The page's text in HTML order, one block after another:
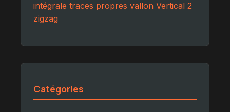
intégrale traces propres vallon Vertical 2
zigzag
Catégories